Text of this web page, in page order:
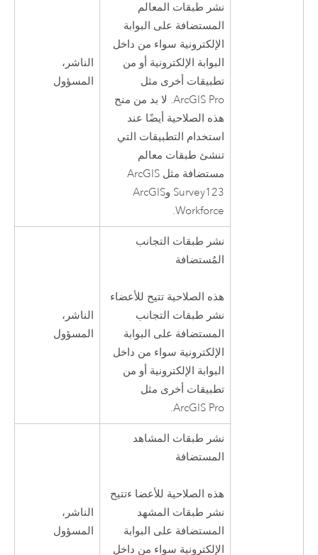
نشر طبقات المعالم
المستضافة على البوابة
الإلكترونية سواء من داخل
البوابة الإلكترونية أو من
تطبيقات أخرى مثل
ArcGIS Pro. لا بد من منح
هذه الصلاحية أيضًا عند
استخدام التطبيقات التي
تنشئ طبقات معالم
مستضافة مثلArcGIS
Survey123 وArcGIS
Workforce
.
الناشر،
المسؤول
نشر طبقات التجانب
المُستضافة
هذه الصلاحية تتيح للأعضاء
نشر طبقات التجانب
المستضافة على البوابة
الإلكترونية سواء من داخل
البوابة الإلكترونية أو من
تطبيقات أخرى مثل
ArcGIS Pro
.
الناشر،
المسؤول
نشر طبقات المشاهد
المستضافة
هذه الصلاحية للأعضا ءتتيح
نشر طبقات المشهد
المستضافة على البوابة
الإلكترونية سواء من داخل
الناشر،
المسؤول